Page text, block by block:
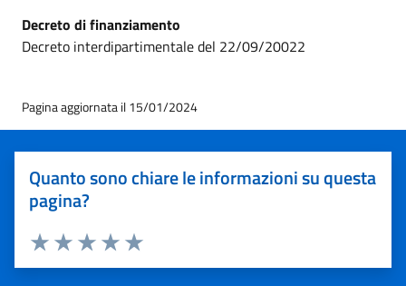
Decreto di finanziamento
Decreto interdipartimentale del 22/09/20022
Pagina aggiornata il 15/01/2024
Quanto sono chiare le informazioni su questa
pagina?
Valuta 5 stelle su 5
Valuta 4 stelle su 5
Valuta 3 stelle su 5
Valuta 2 stelle su 5
Valuta 1 stelle su 5